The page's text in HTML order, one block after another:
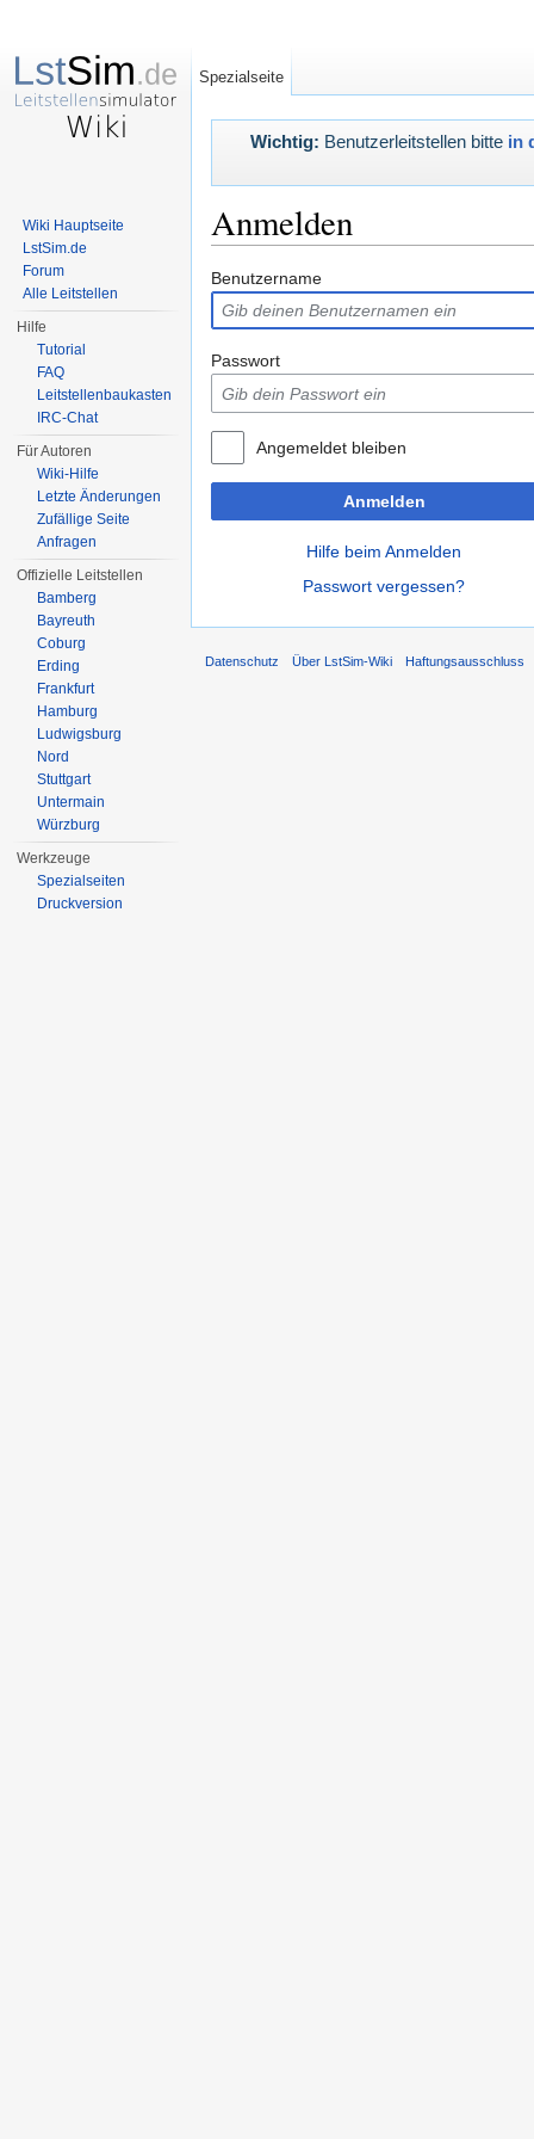
Wichtig: Benutzerleitstellen bitte in
Anmelden
Benutzername
Passwort
Angemeldet bleiben
Anmelden
Hilfe beim Anmelden
Passwort vergessen?
Spezialseite
Wiki Hauptseite
LstSim.de
Forum
Alle Leitstellen
Hilfe
Tutorial
FAQ
Leitstellenbaukasten
IRC-Chat
Für Autoren
Wiki-Hilfe
Letzte Änderungen
Zufällige Seite
Anfragen
Offizielle Leitstellen
Bamberg
Bayreuth
Coburg
Erding
Frankfurt
Hamburg
Ludwigsburg
Nord
Stuttgart
Untermain
Würzburg
Werkzeuge
Spezialseiten
Druckversion
Datenschutz Über LstSim-Wiki Haftungsausschluss